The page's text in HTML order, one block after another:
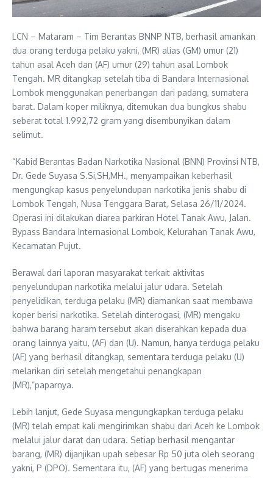
LCN – Mataram – Tim Berantas BNNP NTB, berhasil amankan
dua orang terduga pelaku yakni, (MR) alias (GM) umur (21)
tahun asal Aceh dan (AF) umur (29) tahun asal Lombok
Tengah. MR ditangkap setelah tiba di Bandara Internasional
Lombok menggunakan penerbangan dari padang, sumatera
barat. Dalam koper miliknya, ditemukan dua bungkus shabu
seberat total 1.992,72 gram yang disembunyikan dalam
selimut.
“Kabid Berantas Badan Narkotika Nasional (BNN) Provinsi NTB,
Dr. Gede Suyasa S.Si,SH,MH., menyampaikan keberhasil
mengungkap kasus penyelundupan narkotika jenis shabu di
Lombok Tengah, Nusa Tenggara Barat, Selasa 26/11/2024.
Operasi ini dilakukan diarea parkiran Hotel Tanak Awu, Jalan.
Bypass Bandara Internasional Lombok, Kelurahan Tanak Awu,
Kecamatan Pujut.
Berawal dari laporan masyarakat terkait aktivitas
penyelundupan narkotika melalui jalur udara. Setelah
penyelidikan, terduga pelaku (MR) diamankan saat membawa
koper berisi narkotika. Setelah dinterogasi, (MR) mengaku
bahwa barang haram tersebut akan diserahkan kepada dua
orang lainnya yaitu, (AF) dan (U). Namun, hanya terduga pelaku
(AF) yang berhasil ditangkap, sementara terduga pelaku (U)
melarikan diri setelah mengetahui penangkapan
(MR),”paparnya.
Lebih lanjut, Gede Suyasa mengungkapkan terduga pelaku
(MR) telah empat kali mengirimkan shabu dari Aceh ke Lombok
melalui jalur darat dan udara. Setiap berhasil mengantar
barang, (MR) dijanjikan upah sebesar Rp 50 juta oleh seorang
yakni, P (DPO). Sementara itu, (AF) yang bertugas menerima